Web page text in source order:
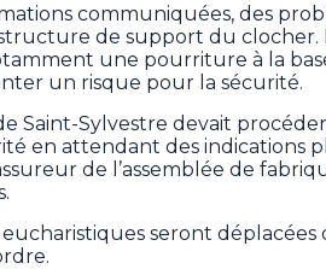
communiquées, des
de support du clocher.
une pourriture à la
un risque pour la sécurité.
Saint-Sylvestre devait
en attendant des indications
de l’assemblée de
seront déplacées